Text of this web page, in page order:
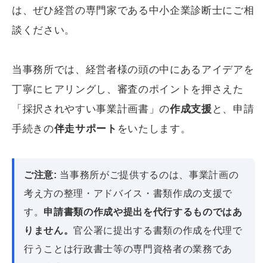
は、ぜひ経営の専門家である中小企業診断士にご相
談ください。
当事務所では、経営者様の頭の中にあるアイデアを
丁寧にヒアリングし、審査のポイントを押さえた
「採択されやすい事業計画書」の作成支援 と、申請
手続きの伴走サポート をいたします。
ご注意: 当事務所がご提供するのは、事業計画の
考え方の整理・アドバイス・書類作成の支援で
す。 申請書類の作成や提出を代行するものではあ
りません。官公署に提出する書類の作成を代理で
行うことは行政書士等の専門資格者の業務であ